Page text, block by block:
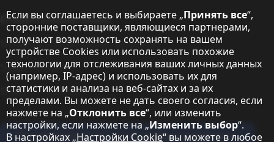
О корпорации Sharp
Sharp Europe (Sharp for Business)
Sharp Printers
Sharp IT Services
Подпишитесь на наши информационные
Если вы соглашаетесь и выбираете „Принять все“,
сторонние поставщики, являющиеся партнерами,
получают возможность сохранять на вашем
устройстве Cookies или использовать похожие
технологии для отслеживания ваших личных данных
(например, IP-адрес) и использовать их для
статистики и анализа на веб-сайтах и за их
пределами. Вы можете не дать своего согласия, если
нажмете на „Отклонить все“, или изменить
настройки, если нажмете на „Изменить выбор“.
В настройках „Настройки Cookie“ вы можете в любое